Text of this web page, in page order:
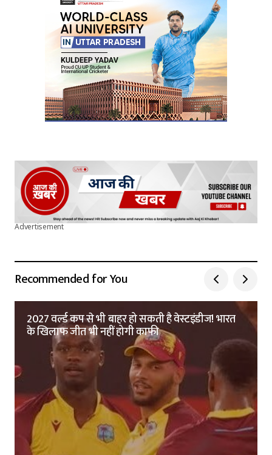
Your E-mail*
Submit Comment
Advertisement
Recommended for You
2027 वर्ल्ड कप से भी बाहर हो सकती है वेस्टइंडीज! भारत
के खिलाफ जीत भी नहीं होगी काफी